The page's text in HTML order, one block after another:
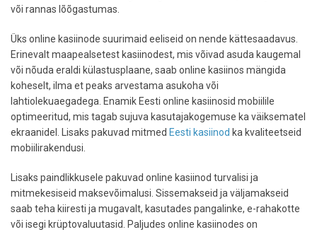
või rannas lõõgastumas.
Üks online kasiinode suurimaid eeliseid on nende kättesaadavus.
Erinevalt maapealsetest kasiinodest, mis võivad asuda kaugemal
või nõuda eraldi külastusplaane, saab online kasiinos mängida
koheselt, ilma et peaks arvestama asukoha või
lahtiolekuaegadega. Enamik Eesti online kasiinosid mobiilile
optimeeritud, mis tagab sujuva kasutajakogemuse ka väiksematel
ekraanidel. Lisaks pakuvad mitmed Eesti kasiinod ka kvaliteetseid
mobiilirakendusi.
Lisaks paindlikkusele pakuvad online kasiinod turvalisi ja
mitmekesiseid maksevõimalusi. Sissemakseid ja väljamakseid
saab teha kiiresti ja mugavalt, kasutades pangalinke, e-rahakotte
või isegi krüptovaluutasid. Paljudes online kasiinodes on